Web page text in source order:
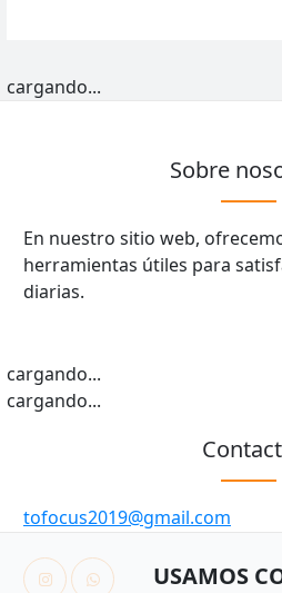
cargando...
Sobre
En nuestro sitio web,
herramientas útiles para
diarias.
cargando...
cargando...
tofocus2019@gmail.com
USAMOS